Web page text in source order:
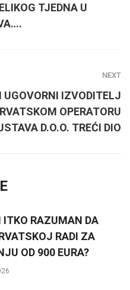
TJEDNA U
NEXT
IZVODITELJ
OPERATORU
D.O.O. TREĆI DIO
ITKO RAZUMAN DA
RADI ZA
OD 900 EURA?